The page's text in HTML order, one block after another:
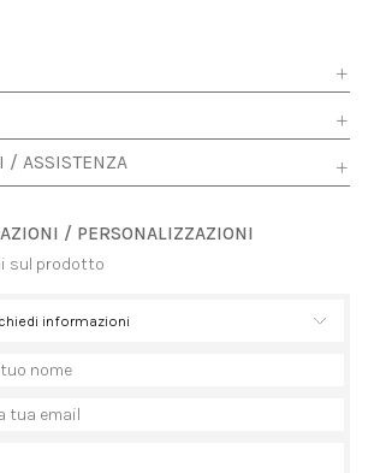
/ ASSISTENZA
/ PERSONALIZZAZIONI
sul prodotto